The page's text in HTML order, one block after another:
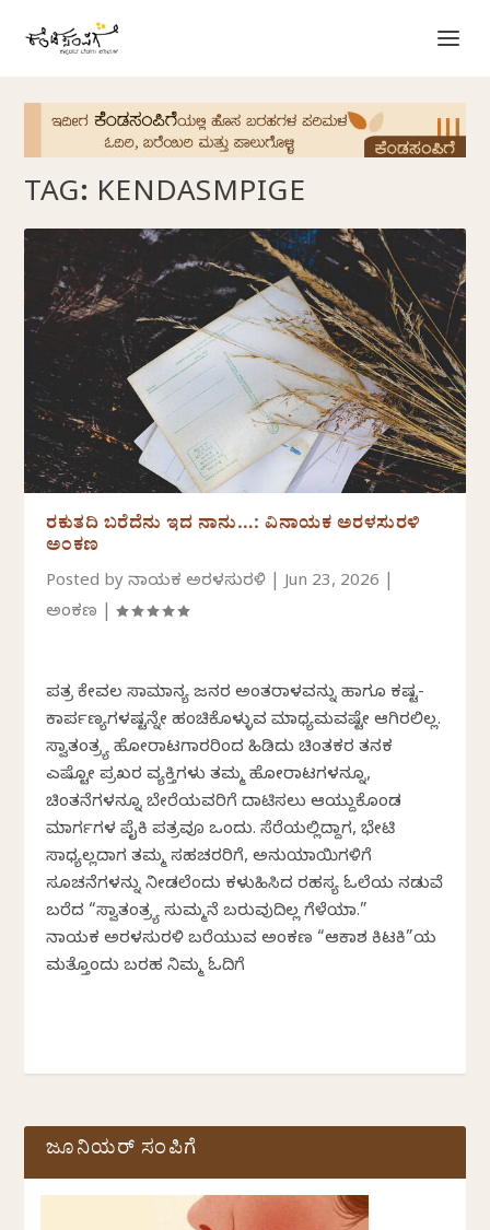
TAG: KENDASMPIGE
ರಕುತದಿ ಬರೆದೆನು ಇದ ನಾನು…: ವಿನಾಯಕ ಅರಳಸುರಳಿ
ಅಂಕಣ
Posted byವಿನಾಯಕ ಅರಳಸುರಳಿ |Jun 23, 2026
ಅಂಕಣ |
ಪತ್ರ ಕೇವಲ ಸಾಮಾನ್ಯ ಜನರ ಅಂತರಾಳವನ್ನು ಹಾಗೂ ಕಷ್ಟ-
ಕಾರ್ಪಣ್ಯಗಳಷ್ಟನ್ನೇ ಹಂಚಿಕೊಳ್ಳುವ ಮಾಧ್ಯಮವಷ್ಟೇ ಆಗಿರಲಿಲ್ಲ.
ಸ್ವಾತಂತ್ರ್ಯ ಹೋರಾಟಗಾರರಿಂದ ಹಿಡಿದು ಚಿಂತಕರ ತನಕ
ಎಷ್ಟೋ ಪ್ರಖರ ವ್ಯಕ್ತಿಗಳು ತಮ್ಮ ಹೋರಾಟಗಳನ್ನೂ,
ಚಿಂತನೆಗಳನ್ನೂ ಬೇರೆಯವರಿಗೆ ದಾಟಿಸಲು ಆಯ್ದುಕೊಂಡ
ಮಾರ್ಗಗಳ ಪೈಕಿ ಪತ್ರವೂ ಒಂದು. ಸೆರೆಯಲ್ಲಿದ್ದಾಗ, ಭೇಟಿ
ಸಾಧ್ಯವಿಲ್ಲದಾಗ ತಮ್ಮ ಸಹಚರರಿಗೆ, ಅನುಯಾಯಿಗಳಿಗೆ
ಸೂಚನೆಗಳನ್ನು ನೀಡಲೆಂದು ಕಳುಹಿಸಿದ ರಹಸ್ಯ ಓಲೆಯ ನಡುವೆ
ಬರೆದ “ಸ್ವಾತಂತ್ರ್ಯ ಸುಮ್ಮನೆ ಬರುವುದಿಲ್ಲ ಗೆಳೆಯಾ.”
ವಿನಾಯಕ ಅರಳಸುರಳಿ ಬರೆಯುವ ಅಂಕಣ “ಆಕಾಶ ಕಿಟಕಿ”ಯ
ಮತ್ತೊಂದು ಬರಹ ನಿಮ್ಮ ಓದಿಗೆ
ಜೂನಿಯರ್ ಸಂಪಿಗೆ